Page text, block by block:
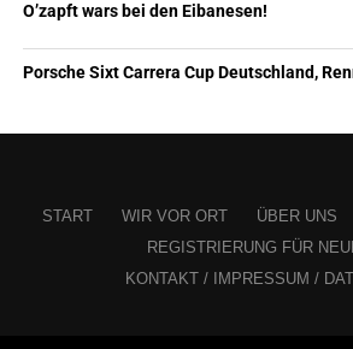
O’zapft wars bei den Eibanesen!
Porsche Sixt Carrera Cup Deutschland,
START WIR VOR ORT ÜBER UNS
REGISTRIERUNG FÜR
KONTAKT / IMPRESSUM /